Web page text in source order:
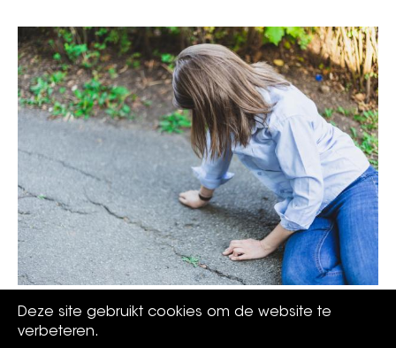
Do's en don'ts bij epilepsie
Deze site gebruikt cookies om de website te
verbeteren.